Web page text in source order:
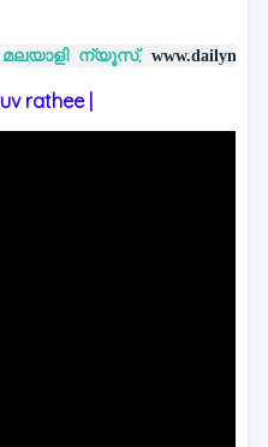
www.dailymalayaly.com
rathee |